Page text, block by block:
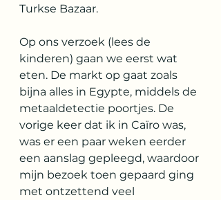
Turkse Bazaar.
Op ons verzoek (lees de
kinderen) gaan we eerst wat
eten. De markt op gaat zoals
bijna alles in Egypte, middels de
metaaldetectie poortjes. De
vorige keer dat ik in Caïro was,
was er een paar weken eerder
een aanslag gepleegd, waardoor
mijn bezoek toen gepaard ging
met ontzettend veel